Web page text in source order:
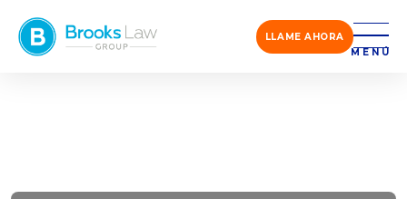
LLAME AHORA
MENÚ